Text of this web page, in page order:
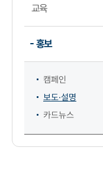
교육
홍보
캠페인
보도·설명
카드뉴스